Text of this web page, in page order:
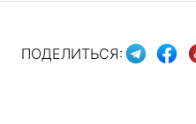
ПОДЕЛИТЬСЯ: